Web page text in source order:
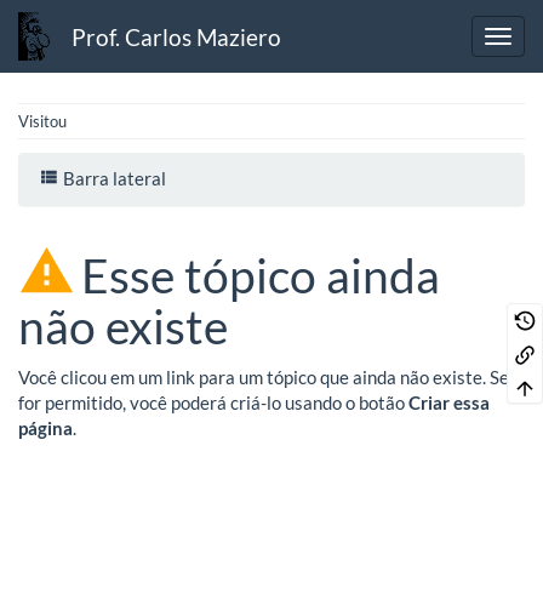
Prof. Carlos Maziero
Visitou
Barra lateral
Esse tópico ainda
não existe
Você clicou em um link para um tópico que ainda não existe. Se
for permitido, você poderá criá-lo usando o botãoCriar essa
página